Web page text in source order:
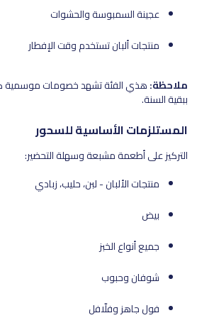
عجينة السمبوسة والحشوات
منتجات ألبان تستخدم وقت الإفطار
ملاحظة:هذي الفئة تشهد خصومات موسمية
ببقية السنة.
المستلزمات الأساسية للسحور
التركيز على أطعمة مشبعة وسهلة التحضير:
منتجات الألبان - لبن، حليب، زبادي
بيض
جميع أنواع الخبز
شوفان وحبوب
فول جاهز وفلّافل